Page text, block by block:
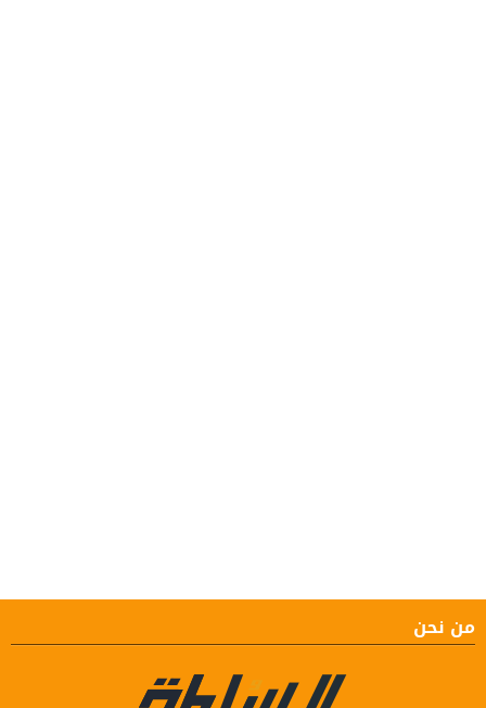
من نحن